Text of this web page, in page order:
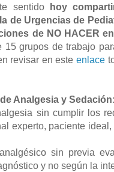
sentido hoy
de Urgencias de
de NO HACER
15 grupos de trabajo
revisar en esteenlace
Analgesia y
sin cumplir los
experto, paciente
sin previa
y no según la